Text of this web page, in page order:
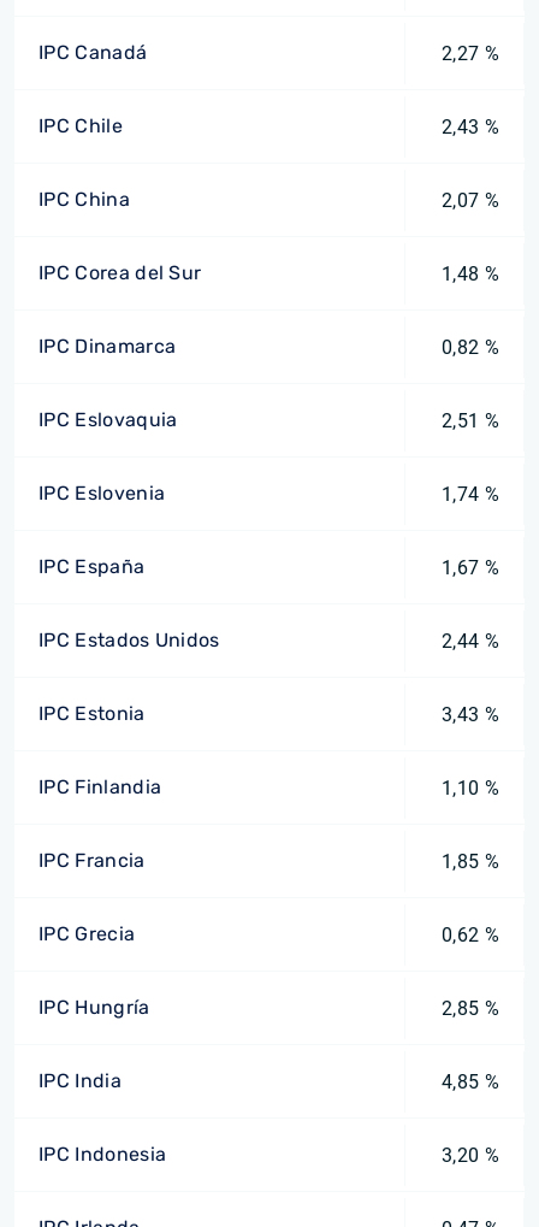
IPC Canadá 2,27 %
IPC Chile 2,43 %
IPC China 2,07 %
IPC Corea del Sur 1,48 %
IPC Dinamarca 0,82 %
IPC Eslovaquia 2,51 %
IPC Eslovenia 1,74 %
IPC España 1,67 %
IPC Estados Unidos 2,44 %
IPC Estonia 3,43 %
IPC Finlandia 1,10 %
IPC Francia 1,85 %
IPC Grecia 0,62 %
IPC Hungría 2,85 %
IPC India 4,85 %
IPC Indonesia 3,20 %